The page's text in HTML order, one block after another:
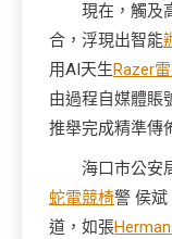
現在，觸及
合，浮現出智能
用AI天生Razer
由過程自媒體賬
推舉完成精準傳
海口市公安
蛇電競椅警 侯斌
道，如張